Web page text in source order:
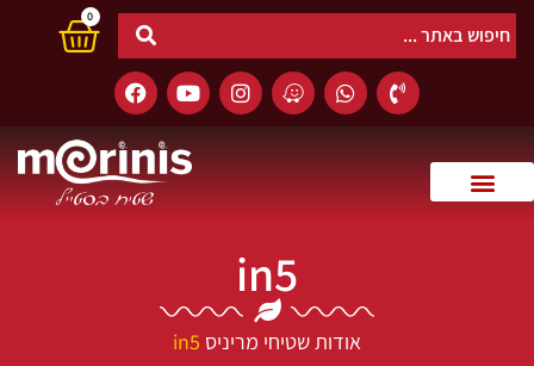
0
in5
אודות שטיחי מריניס in5